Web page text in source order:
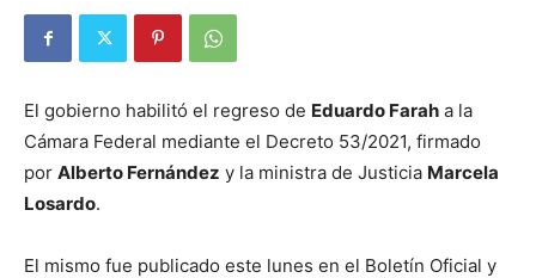
El gobierno habilitó el regreso de Eduardo Farah a la
Cámara Federal mediante el Decreto 53/2021, firmado
por Alberto Fernández y la ministra de Justicia Marcela
Losardo.
El mismo fue publicado este lunes en el Boletín Oficial y